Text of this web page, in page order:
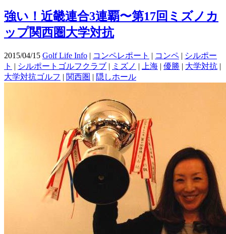
強い！近畿連合3連覇〜第17回ミズノカ
ップ関西圏大学対抗
2015/04/15 Golf Life Info | コンペレポート | コンペ | シルポー
ト | シルポートゴルフクラブ | ミズノ | 上海 | 優勝 | 大学対抗 |
大学対抗ゴルフ | 関西圏 | 隠しホール